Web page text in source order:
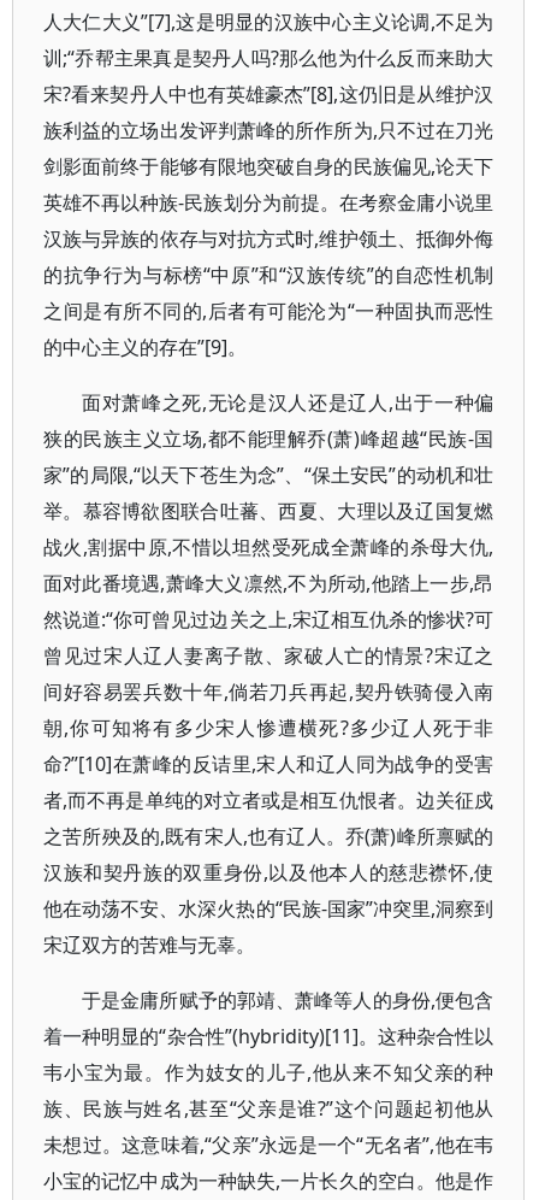
人大仁大义”[7],这是明显的汉族中心主义论调,不足为
训;“乔帮主果真是契丹人吗?那么他为什么反而来助大
宋?看来契丹人中也有英雄豪杰”[8],这仍旧是从维护汉
族利益的立场出发评判萧峰的所作所为,只不过在刀光
剑影面前终于能够有限地突破自身的民族偏见,论天下
英雄不再以种族-民族划分为前提。在考察金庸小说里
汉族与异族的依存与对抗方式时,维护领土、抵御外侮
的抗争行为与标榜“中原”和“汉族传统”的自恋性机制
之间是有所不同的,后者有可能沦为“一种固执而恶性
的中心主义的存在”[9]。
面对萧峰之死,无论是汉人还是辽人,出于一种偏
狭的民族主义立场,都不能理解乔(萧)峰超越“民族-国
家”的局限,“以天下苍生为念”、“保土安民”的动机和壮
举。慕容博欲图联合吐蕃、西夏、大理以及辽国复燃
战火,割据中原,不惜以坦然受死成全萧峰的杀母大仇,
面对此番境遇,萧峰大义凛然,不为所动,他踏上一步,昂
然说道:“你可曾见过边关之上,宋辽相互仇杀的惨状?可
曾见过宋人辽人妻离子散、家破人亡的情景?宋辽之
间好容易罢兵数十年,倘若刀兵再起,契丹铁骑侵入南
朝,你可知将有多少宋人惨遭横死?多少辽人死于非
命?”[10]在萧峰的反诘里,宋人和辽人同为战争的受害
者,而不再是单纯的对立者或是相互仇恨者。边关征戍
之苦所殃及的,既有宋人,也有辽人。乔(萧)峰所禀赋的
汉族和契丹族的双重身份,以及他本人的慈悲襟怀,使
他在动荡不安、水深火热的“民族-国家”冲突里,洞察到
宋辽双方的苦难与无辜。
于是金庸所赋予的郭靖、萧峰等人的身份,便包含
着一种明显的“杂合性”(hybridity)[11]。这种杂合性以
韦小宝为最。作为妓女的儿子,他从来不知父亲的种
族、民族与姓名,甚至“父亲是谁?”这个问题起初他从
未想过。这意味着,“父亲”永远是一个“无名者”,他在韦
小宝的记忆中成为一种缺失,一片长久的空白。他是作